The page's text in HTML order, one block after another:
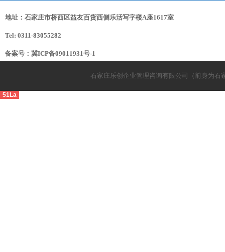
地址：石家庄市桥西区益友百货西侧乐活写字楼A座1617室
Tel: 0311-83055282
备案号： 冀ICP备09011931号-1
石家庄乐创企业管理咨询有限公司（前身为
51La